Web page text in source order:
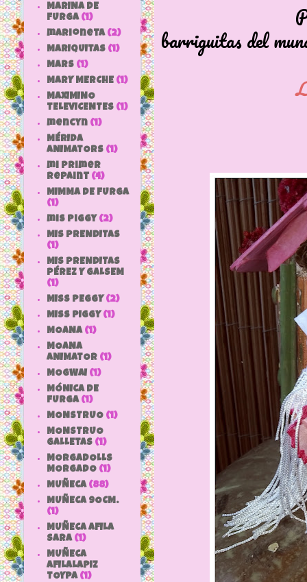
Planeta
barriguitas del
La
MARINA DE
FURGA (1)
marioneta (2)
MARIQUITAS (1)
MARS (1)
MARY MERCHE (1)
MAXIMINO
TELEVICENTES (1)
mencyn (1)
MÉRIDA
ANIMATORS (1)
mi primer
repaint (4)
MIMMA DE FURGA
(1)
mis piggy (2)
MIS PRENDITAS
(1)
MIS PRENDITAS
PÉREZ Y GALSEM
(1)
MISS PEGGY (2)
MISS PIGGY (1)
MOANA (1)
MOANA
ANIMATOR (1)
MOGWAI (1)
MÓNICA DE
FURGA (1)
MONSTRUO (1)
MONSTRUO
GALLETAS (1)
MORGADOLLS
MORGADO (1)
MUÑECA (88)
MUÑECA 9OCM.
(1)
MUÑECA AFILA
SARA (1)
MUÑECA
AFILALAPIZ
TOYPA (1)